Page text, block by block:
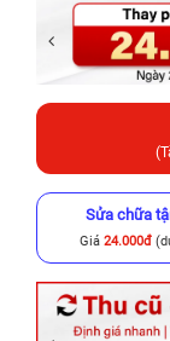
Sửa chữa
Giá 24.000đ